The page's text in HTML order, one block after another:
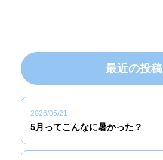
最近の投稿
2026/05/21
5月ってこんなに暑かった？